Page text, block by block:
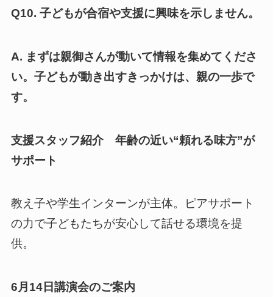
Q10. 子どもが合宿や支援に興味を示しません。
A. まずは親御さんが動いて情報を集めてくださ
い。子どもが動き出すきっかけは、親の一歩で
す。
支援スタッフ紹介 年齢の近い“頼れる味方”が
サポート
教え子や学生インターンが主体。ピアサポート
の力で子どもたちが安心して話せる環境を提
供。
6月14日講演会のご案内